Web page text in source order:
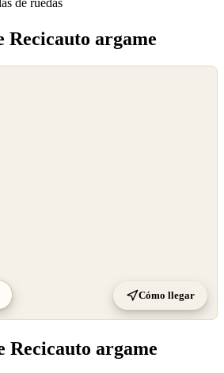
Recicauto argame
Cómo llegar
Recicauto argame